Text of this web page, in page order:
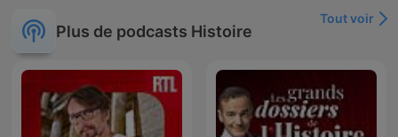
Plus de podcasts Histoire
Tout voir